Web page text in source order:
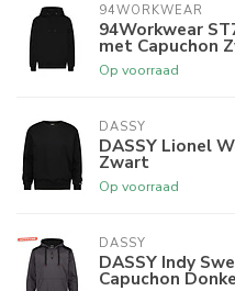
94WORKWEAR
94Workwear
met Capuchon
Op voorraad
DASSY
DASSY Lionel
Zwart
Op voorraad
DASSY
DASSY Indy
Capuchon